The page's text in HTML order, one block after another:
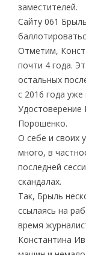
заместителей.
Сайту 061
Отметим,
почти 4 года.
остальных
с 2016 года
Удостоверение
Порошенко.
О себе и своих
много, в
последней
скандалах.
Так, Брыль
ссылаясь на
время
Константина